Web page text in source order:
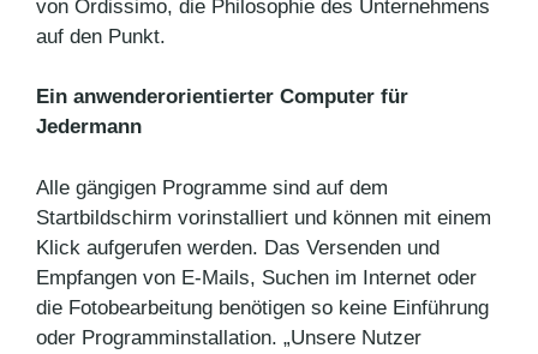
von Ordissimo, die Philosophie des Unternehmens
auf den Punkt.
Ein anwenderorientierter Computer für
Jedermann
Alle gängigen Programme sind auf dem
Startbildschirm vorinstalliert und können mit einem
Klick aufgerufen werden. Das Versenden und
Empfangen von E-Mails, Suchen im Internet oder
die Fotobearbeitung benötigen so keine Einführung
oder Programminstallation. „Unsere Nutzer